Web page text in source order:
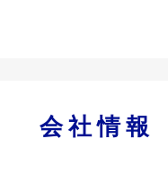
会社情報